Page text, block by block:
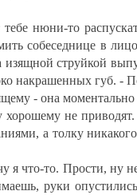
нюни-то
собеседнице в
струйкой
накрашенных губ. -
- она моментально
хорошему не
а толку
я что-то. Прости, ну
руки